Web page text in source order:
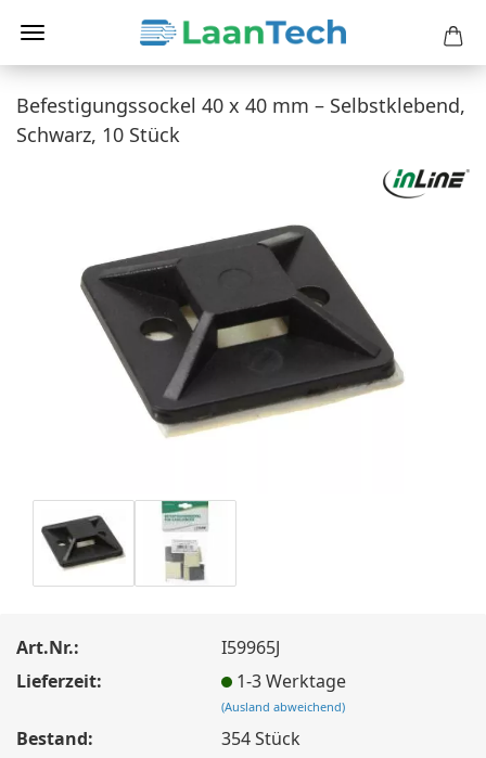
Befestigungssockel 40 x 40 mm – Selbstklebend,
Schwarz, 10 Stück
Art.Nr.:
I59965J
Lieferzeit:
1-3 Werktage
(Ausland abweichend)
Bestand: 354Stück